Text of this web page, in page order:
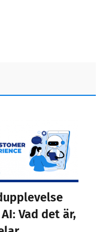
Vad det är,